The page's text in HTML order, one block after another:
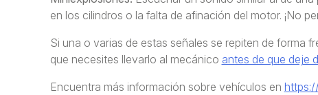
en los cilindros o la falta de afinación del motor. ¡No
Si una o varias de estas señales se repiten de forma
que necesites llevarlo al mecánico antes de que deje
Encuentra más información sobre vehículos en